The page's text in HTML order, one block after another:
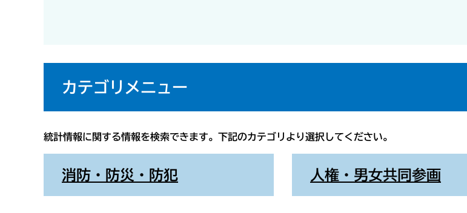
カテゴリメニュー
統計情報に関する情報を検索できます。下記のカテゴリより選択してください。
消防・防災・防犯 人権・男女共同参画